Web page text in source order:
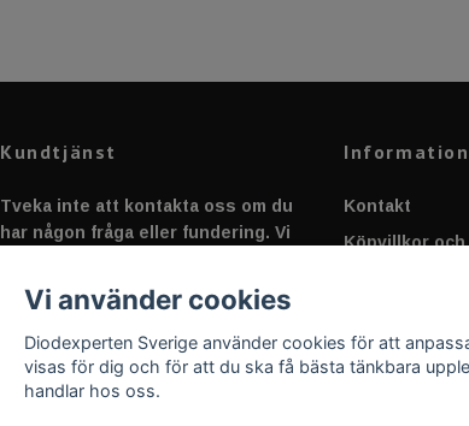
Kundtjänst
Tveka inte att kontakta oss om du
har någon fråga eller fundering. Vi
Information
Kontakt
Köpvillkor
Applicering av
Vi använder cookies
Diodexperten Sverige använder cookies för att
visas för dig och för att du ska få bästa tänkbara
handlar hos oss.